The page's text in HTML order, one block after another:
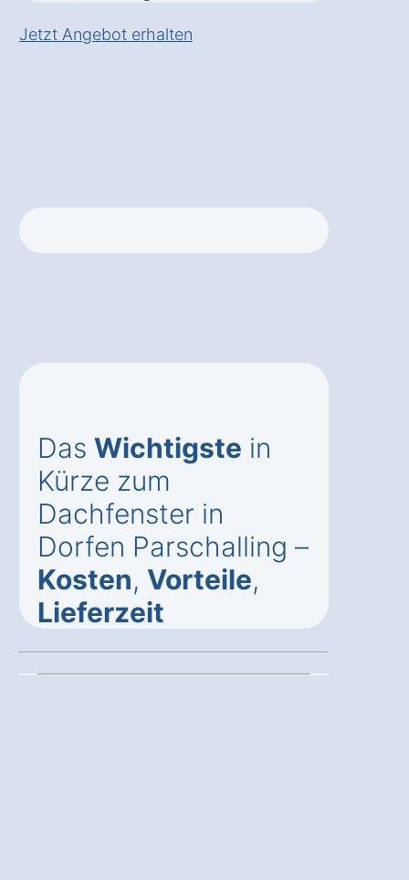
Jetzt Angebot erhalten
Das Wichtigste in
Kürze zum
Dachfenster in
Dorfen Parschalling –
Kosten, Vorteile,
Lieferzeit